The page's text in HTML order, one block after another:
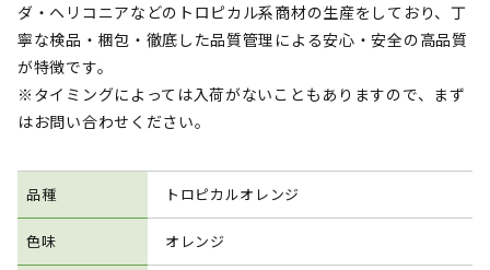
ダ・ヘリコニアなどのトロピカル系商材の生産をしており、丁
寧な検品・梱包・徹底した品質管理による安心・安全の高品質
が特徴です。
※タイミングによっては入荷がないこともありますので、まず
はお問い合わせください。
品種 トロピカルオレンジ
色味 オレンジ